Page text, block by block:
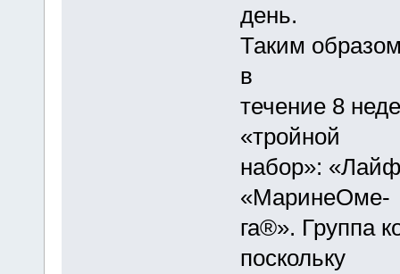
день.
Таким
в
течение 8
«тройной
набор»:
«МаринеОме-
га®». Группа
поскольку